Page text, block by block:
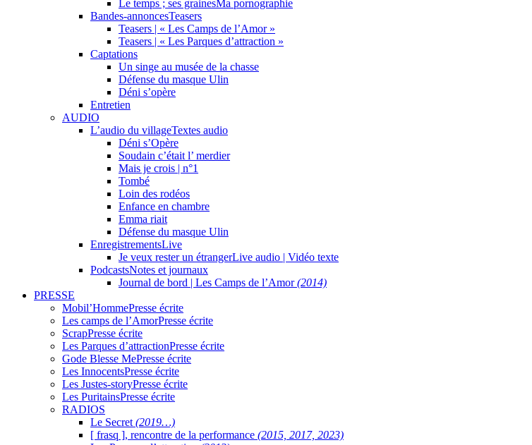
Le temps ; ses grainesMa pornographie
Bandes-annoncesTeasers
Teasers | « Les Camps de l’Amor »
Teasers | « Les Parques d’attraction »
Captations
Un singe au musée de la chasse
Défense du masque Ulin
Déni s’opère
Entretien
AUDIO
L’audio du villageTextes audio
Déni s’Opère
Soudain c’était l’ merdier
Mais je crois | n°1
Tombé
Loin des rodéos
Enfance en chambre
Emma riait
Défense du masque Ulin
EnregistrementsLive
Je veux rester un étrangerLive audio | Vidéo texte
PodcastsNotes et journaux
Journal de bord | Les Camps de l’Amor(2014)
PRESSE
Mobil’HommePresse écrite
Les camps de l’AmorPresse écrite
ScrapPresse écrite
Les Parques d’attractionPresse écrite
Gode Blesse MePresse écrite
Les InnocentsPresse écrite
Les Justes-storyPresse écrite
Les PuritainsPresse écrite
RADIOS
Le Secret (2019…)
[ frasq ], rencontre de la performance (2015, 2017, 2023)